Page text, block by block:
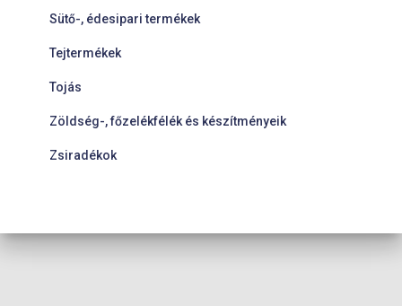
Sütő-, édesipari termékek
Tejtermékek
Tojás
Zöldség-, főzelékfélék és készítményeik
Zsiradékok